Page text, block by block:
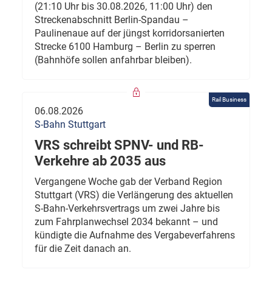
(21:10 Uhr bis 30.08.2026, 11:00 Uhr) den
Streckenabschnitt Berlin-Spandau –
Paulinenaue auf der jüngst korridorsanierten
Strecke 6100 Hamburg – Berlin zu sperren
(Bahnhöfe sollen anfahrbar bleiben).
Rail Business
06.08.2026
S-Bahn Stuttgart
VRS schreibt SPNV- und RB-
Verkehre ab 2035 aus
Vergangene Woche gab der Verband Region
Stuttgart (VRS) die Verlängerung des aktuellen
S-Bahn-Verkehrsvertrags um zwei Jahre bis
zum Fahrplanwechsel 2034 bekannt – und
kündigte die Aufnahme des Vergabeverfahrens
für die Zeit danach an.